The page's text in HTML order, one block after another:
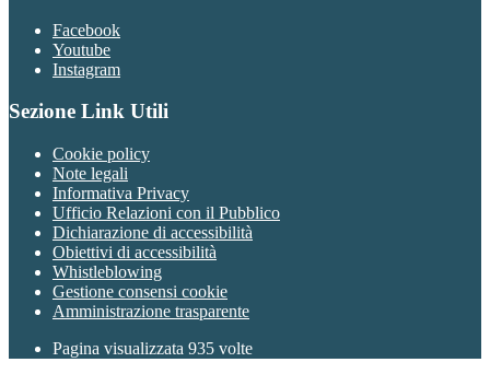
Facebook
Youtube
Instagram
Sezione Link Utili
Cookie policy
Note legali
Informativa Privacy
Ufficio Relazioni con il Pubblico
Dichiarazione di accessibilità
Obiettivi di accessibilità
Whistleblowing
Gestione consensi cookie
Amministrazione trasparente
Pagina visualizzata 935 volte